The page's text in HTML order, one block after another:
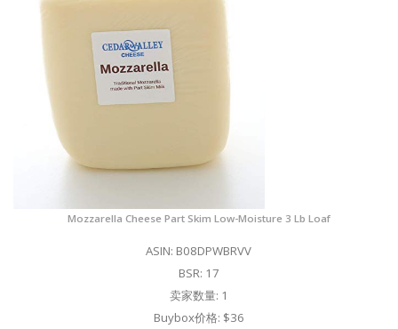
Mozzarella Cheese Part Skim Low-Moisture 3 Lb Loaf
ASIN: B08DPWBRVV
BSR: 17
卖家数量: 1
Buybox价格: $36